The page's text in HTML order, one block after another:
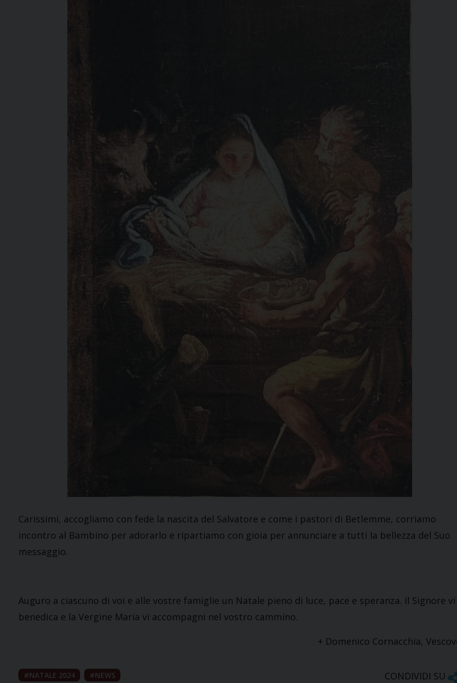
Carissimi, accogliamo con fede la nascita del Salvatore e come i pastori di Betlemme, corriamo
incontro al Bambino per adorarlo e ripartiamo con gioia per annunciare a tutti la bellezza del Suo
messaggio.
Auguro a ciascuno di voi e alle vostre famiglie un Natale pieno di luce, pace e speranza. Il Signore vi
benedica e la Vergine Maria vi accompagni nel vostro cammino.
+ Domenico Cornacchia,
NATALE 2024 NEWS CONDIVIDI SU